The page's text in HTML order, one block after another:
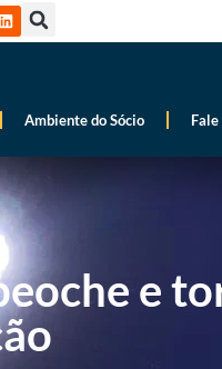
Ambiente do Sócio Fale
e